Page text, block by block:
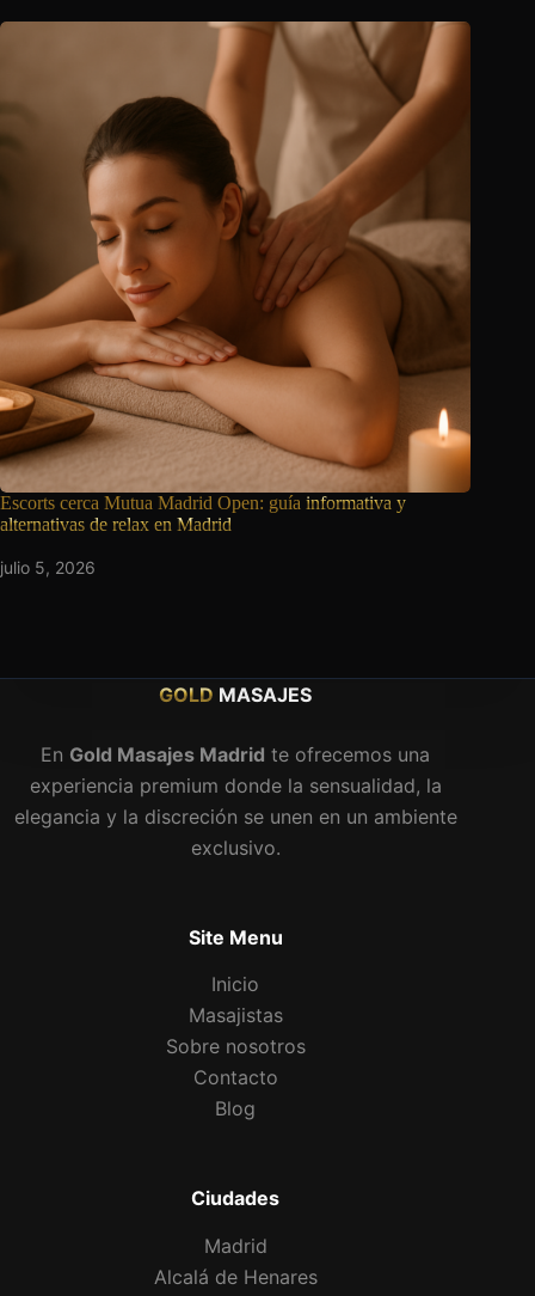
Escorts cerca Mutua Madrid Open: guía informativa y
alternativas de relax en Madrid
julio 5, 2026
GOLD MASAJES
En Gold Masajes Madrid te ofrecemos una
experiencia premium donde la sensualidad, la
elegancia y la discreción se unen en un ambiente
exclusivo.
Site Menu
Inicio
Masajistas
Sobre nosotros
Contacto
Blog
Ciudades
Madrid
Alcalá de Henares